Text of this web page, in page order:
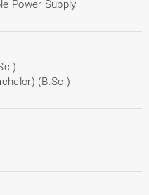
Power Supply
(B.Sc.)